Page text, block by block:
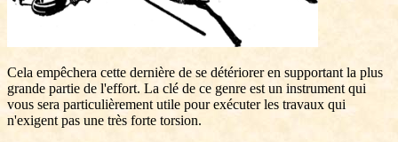
Cela empêchera cette dernière de se détériorer en supportant la plus
grande partie de l'effort. La clé de ce genre est un instrument qui
vous sera particulièrement utile pour exécuter les travaux qui
n'exigent pas une très forte torsion.